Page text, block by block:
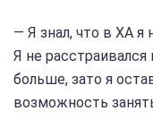
— Я знал, что в ХА
Я не расстраивался
больше, зато я
возможность